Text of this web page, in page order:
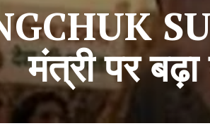
मंत्री पर बढ़ा